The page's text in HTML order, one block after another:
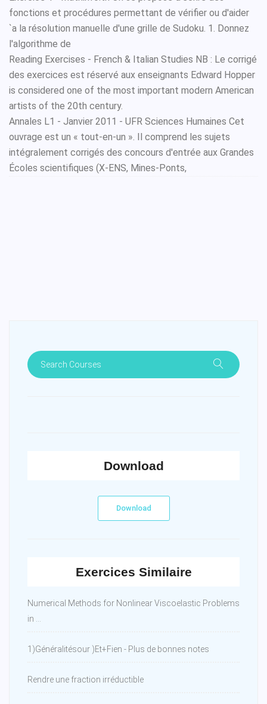
fonctions et procédures permettant de vérifier ou d'aider
`a la résolution manuelle d'une grille de Sudoku. 1. Donnez
l'algorithme de
Reading Exercises - French & Italian Studies NB : Le corrigé
des exercices est réservé aux enseignants Edward Hopper
is considered one of the most important modern American
artists of the 20th century.
Annales L1 - Janvier 2011 - UFR Sciences Humaines Cet
ouvrage est un « tout-en-un ». Il comprend les sujets
intégralement corrigés des concours d'entrée aux Grandes
Écoles scientifiques (X-ENS, Mines-Ponts,
Download
Download
Exercices Similaire
Numerical Methods for Nonlinear Viscoelastic Problems
in ...
1)Généralitésour )Et+Fien - Plus de bonnes notes
Rendre une fraction irréductible